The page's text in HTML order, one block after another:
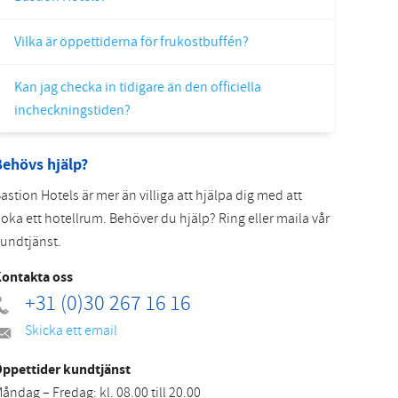
Vilka är öppettiderna för frukostbuffén?
Kan jag checka in tidigare än den officiella
incheckningstiden?
hjälp?
Hotels är mer än villiga att hjälpa dig med att
ett hotellrum. Behöver du hjälp? Ring eller maila vår
oss
+31 (0)30 267 16 16
Skicka ett email
kundtjänst
– Fredag: kl. 08.00 till 20.00